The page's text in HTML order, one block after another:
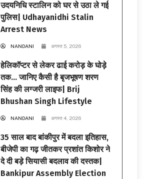
उदयनिधि स्टालिन को घर से उठा ले गई
पुलिस| Udhayanidhi Stalin
Arrest News
NANDANI अगस्त 5, 2026
हेलिकॉप्टर से लेकर ढाई करोड़ के घोड़े
तक… जानिए कैसी है बृजभूषण शरण
सिंह की लग्जरी लाइफ| Brij
Bhushan Singh Lifestyle
NANDANI अगस्त 4, 2026
35 साल बाद बांकीपुर में बदला इतिहास,
बीजेपी का गढ़ जीतकर प्रशांत किशोर ने
दे दी बड़े सियासी बदलाव की दस्तक|
Bankipur Assembly Election